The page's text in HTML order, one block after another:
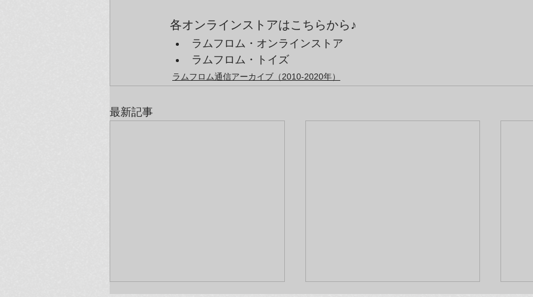
各オンラインストアはこちらから♪
ラムフロム・オンラインストア
ラムフロム・トイズ
ラムフロム通信アーカイブ（2010-2020年）
最新記事